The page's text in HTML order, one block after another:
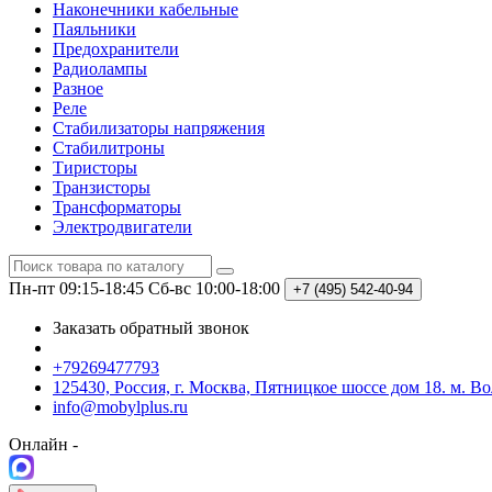
Наконечники кабельные
Паяльники
Предохранители
Радиолампы
Разное
Реле
Стабилизаторы напряжения
Стабилитроны
Тиристоры
Транзисторы
Трансформаторы
Электродвигатели
Пн-пт 09:15-18:45 Сб-вс 10:00-18:00 +7 (495) 542-40-94
Заказать обратный звонок
+79269477793
125430, Россия, г. Москва, Пятницкое шоссе дом 18. м.
info@mobylplus.ru
Онлайн -